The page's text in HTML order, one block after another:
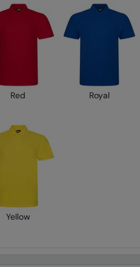
Red Royal
Yellow